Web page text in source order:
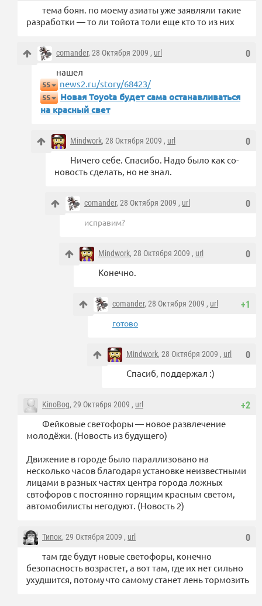
тема боян. по моему азиаты уже заявляли такие
разработки — то ли тойота толи еще кто то из них
0
comander, 28 Октября 2009 , url
нашел
55 news2.ru/story/68423/
55
Новая Toyota будет сама останавливаться
на красный свет
0
Mindwork, 28 Октября 2009 , url
Ничего себе. Спасибо. Надо было как со-
новость сделать, но не знал.
0
comander, 28 Октября 2009 , url
исправим?
0
Mindwork, 28 Октября 2009 , url
Конечно.
+1
comander, 28 Октября 2009 , url
готово
0
Mindwork, 28 Октября 2009 , url
Спасиб, поддержал :)
+2
KinoBog, 29 Октября 2009 , url
Фейковые светофоры — новое развлечение
молодёжи. (Новость из будущего)
Движение в городе было параллизовано на
несколько часов благодаря установке неизвестными
лицами в разных частях центра города ложных
свтофоров с постоянно горящим красным светом,
автомобилисты негодуют. (Новость 2)
0
Типок, 29 Октября 2009 , url
там где будут новые светофоры, конечно
безопасность возрастет, а вот там, где их нет сильно
ухудшится, потому что самому станет лень тормозить